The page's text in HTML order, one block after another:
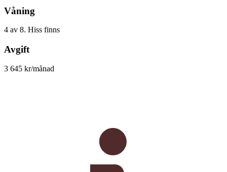
Våning
4 av 8. Hiss finns
Avgift
3 645 kr/månad